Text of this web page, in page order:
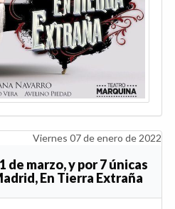
Viernes 07 de enero de 2022
de marzo, y por 7 únicas
En Tierra Extraña